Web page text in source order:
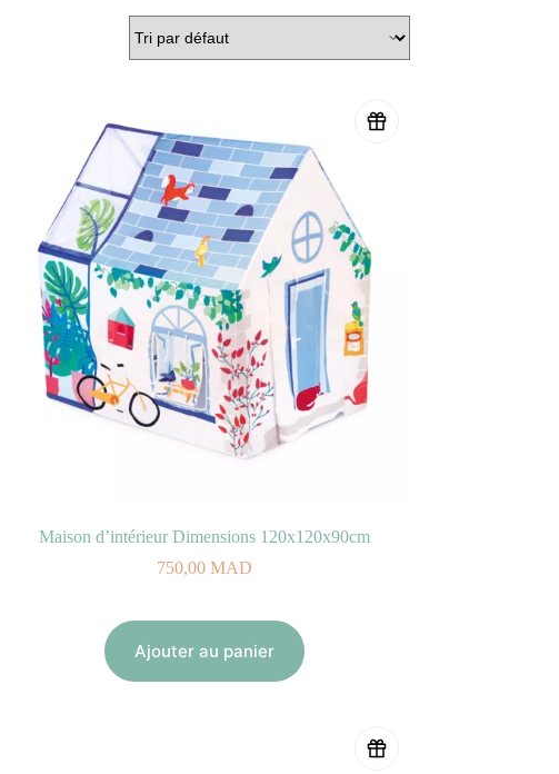
Maison d’intérieur Dimensions 120x120x90cm
750,00MAD
Ajouter au panier